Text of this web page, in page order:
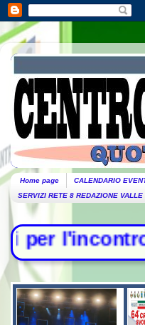
Home page CALENDARIO
SERVIZI RETE 8 REDAZIONE
con i